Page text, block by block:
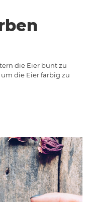
die Eier bunt zu
die Eier farbig zu